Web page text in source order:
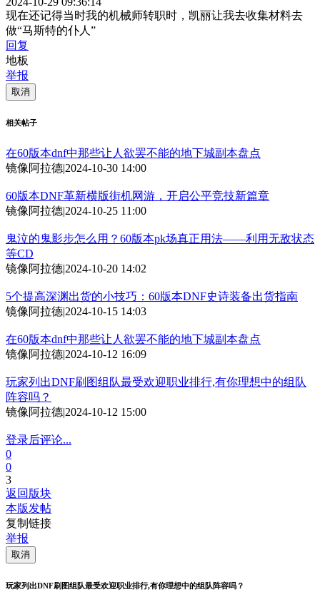
现在还记得当时我的机械师转职时，凯丽让我去收集材料去
做“马斯特的仆人”
回复
地板
举报
取消
相关帖子
在60版本dnf中那些让人欲罢不能的地下城副本盘点
镜像阿拉德|2024-10-30 14:00
60版本DNF革新横版街机网游，开启公平竞技新篇章
镜像阿拉德|2024-10-25 11:00
鬼泣的鬼影步怎么用？60版本pk场真正用法——利用无敌状态
等CD
镜像阿拉德|2024-10-20 14:02
5个提高深渊出货的小技巧：60版本DNF史诗装备出货指南
镜像阿拉德|2024-10-15 14:03
在60版本dnf中那些让人欲罢不能的地下城副本盘点
镜像阿拉德|2024-10-12 16:09
玩家列出DNF刷图组队最受欢迎职业排行,有你理想中的组队
阵容吗？
镜像阿拉德|2024-10-12 15:00
登录后评论...
0
0
3
返回版块
本版发帖
复制链接
举报
取消
玩家列出DNF刷图组队最受欢迎职业排行,有你理想中的组队阵容吗？